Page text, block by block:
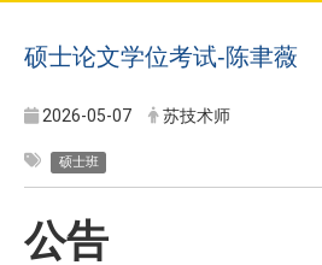
硕士论文学位考试-陈聿薇
2026-05-07 苏技术师
硕士班
公告